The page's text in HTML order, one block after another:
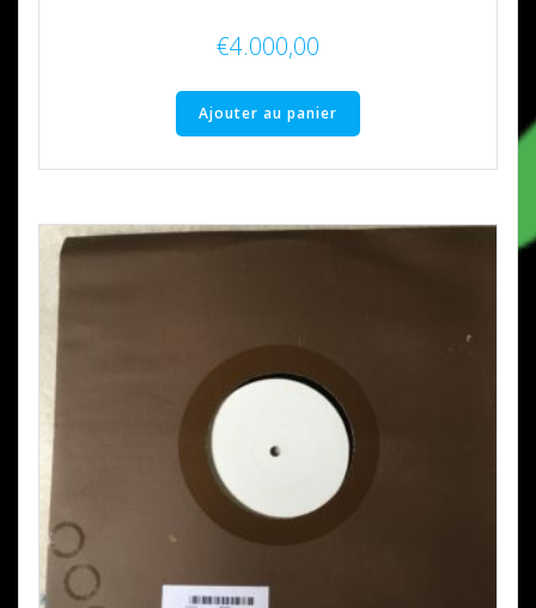
€4.000,00
Ajouter au panier